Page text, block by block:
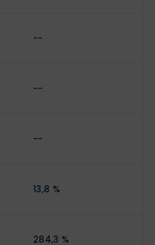
--
--
--
13,8 %
284,3 %